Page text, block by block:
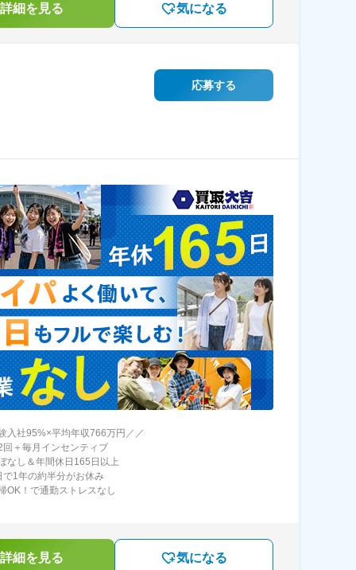
細を見る 気になる
応募する
入社95%×平均年収766万円／／
＋毎月インセンティブ
なし＆年間休日165日以上
1年の約半分がお休み
OK！で通勤ストレスなし
細を見る 気になる